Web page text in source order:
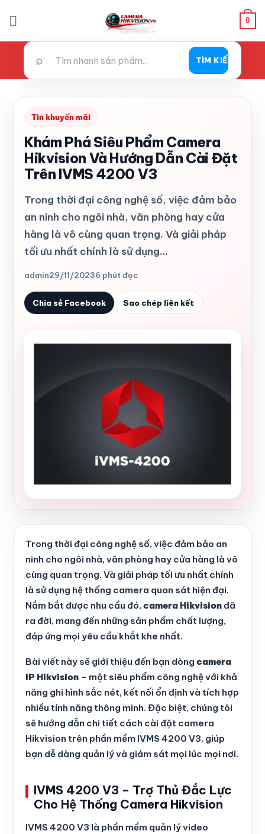
0
⌕ TÌM KIẾM
Tin khuyến mãi
Khám Phá Siêu Phẩm Camera
Hikvision Và Hướng Dẫn Cài Đặt
Trên IVMS 4200 V3
Trong thời đại công nghệ số, việc đảm bảo
an ninh cho ngôi nhà, văn phòng hay cửa
hàng là vô cùng quan trọng. Và giải pháp
tối ưu nhất chính là sử dụng…
admin29/11/20236 phút đọc
Chia sẻ Facebook Sao chép liên kết
Trong thời đại công nghệ số, việc đảm bảo an
ninh cho ngôi nhà, văn phòng hay cửa hàng là vô
cùng quan trọng. Và giải pháp tối ưu nhất chính
là sử dụng hệ thống camera quan sát hiện đại.
Nắm bắt được nhu cầu đó, camera Hikvisionđã
ra đời, mang đến những sản phẩm chất lượng,
đáp ứng mọi yêu cầu khắt khe nhất.
Bài viết này sẽ giới thiệu đến bạn dòng camera
IP Hikvision – một siêu phẩm công nghệ với khả
năng ghi hình sắc nét, kết nối ổn định và tích hợp
nhiều tính năng thông minh. Đặc biệt, chúng tôi
sẽ hướng dẫn chi tiết cách cài đặt camera
Hikvision trên phần mềm IVMS 4200 V3, giúp
bạn dễ dàng quản lý và giám sát mọi lúc mọi nơi.
IVMS 4200 V3 – Trợ Thủ Đắc Lực
Cho Hệ Thống Camera Hikvision
IVMS 4200 V3 là phần mềm quản lý video